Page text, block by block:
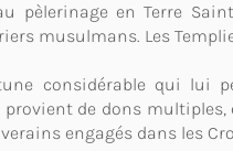
pèlerinage en Terre
musulmans. Les
considérable qui
de dons
engagés dans les